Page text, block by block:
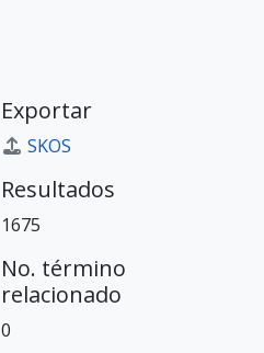
Exportar
SKOS
Resultados
1675
No. término
relacionado
0